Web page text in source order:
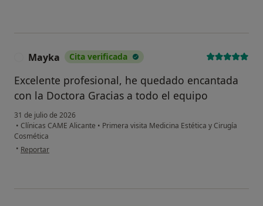
Mayka Cita verificada
Excelente profesional, he quedado encantada
con la Doctora Gracias a todo el equipo
31 de julio de 2026
• Clínicas CAME Alicante • Primera visita Medicina Estética y Cirugía
Cosmética
• en opinión del usuario Mayka
Reportar